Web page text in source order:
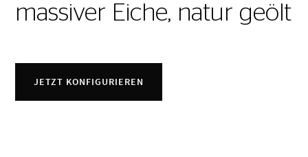
massiver Eiche, natur geölt
JETZT KONFIGURIEREN